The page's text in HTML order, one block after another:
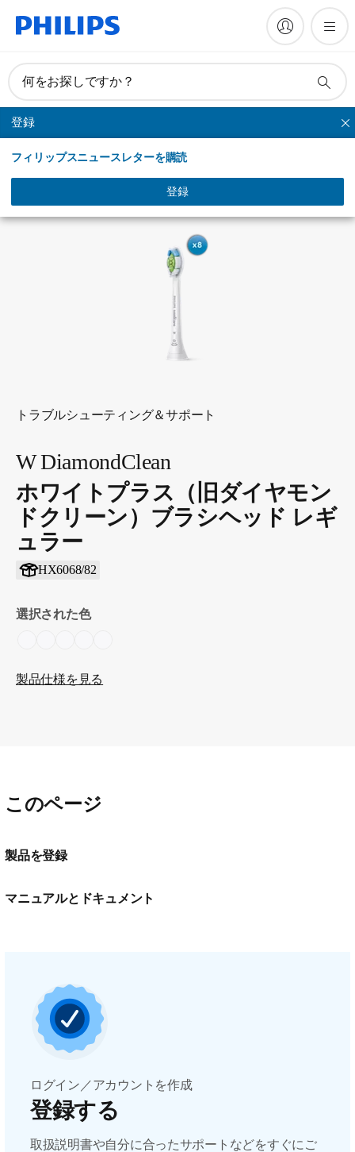
何をお探しですか？
登録
フィリップスニュースレターを購読
登録
ホワイトプラス
トラブルシューティング＆サポート
W DiamondClean
ホワイトプラス（旧ダイヤモン
ドクリーン）ブラシヘッド レギ
ュラー
HX6068/82
選択された色
製品仕様を見る
このページ
製品を登録
マニュアルとドキュメント
ログイン／アカウントを作成
登録する
取扱説明書や自分に合ったサポートなどをすぐにご